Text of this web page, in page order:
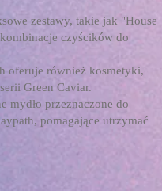
zestawy, takie jak "House
czyścików do
oferuje również kosmetyki,
Green Caviar.
mydło przeznaczone do
pomagające utrzymać